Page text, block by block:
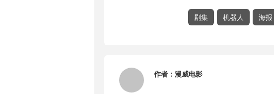
剧集
机器人 海报
作者： 漫威电影